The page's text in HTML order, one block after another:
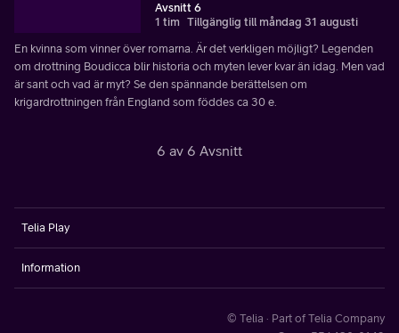
Avsnitt 6
1 tim Tillgänglig till måndag 31 augusti
En kvinna som vinner över romarna. Är det verkligen möjligt? Legenden
om drottning Boudicca blir historia och myten lever kvar än idag. Men vad
är sant och vad är myt? Se den spännande berättelsen om
krigardrottningen från England som föddes ca 30 e.
6 av 6 Avsnitt
Telia Play
Information
© Telia · Part of Telia Company